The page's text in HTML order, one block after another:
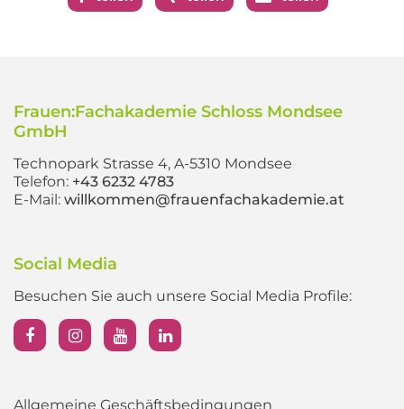
Frauen:Fachakademie Schloss Mondsee
GmbH
Technopark Strasse 4, A-5310 Mondsee
Telefon: +43 6232 4783
E-Mail: willkommen@frauenfachakademie.at
Social Media
Besuchen Sie auch unsere Social Media Profile:
Allgemeine Geschäftsbedingungen